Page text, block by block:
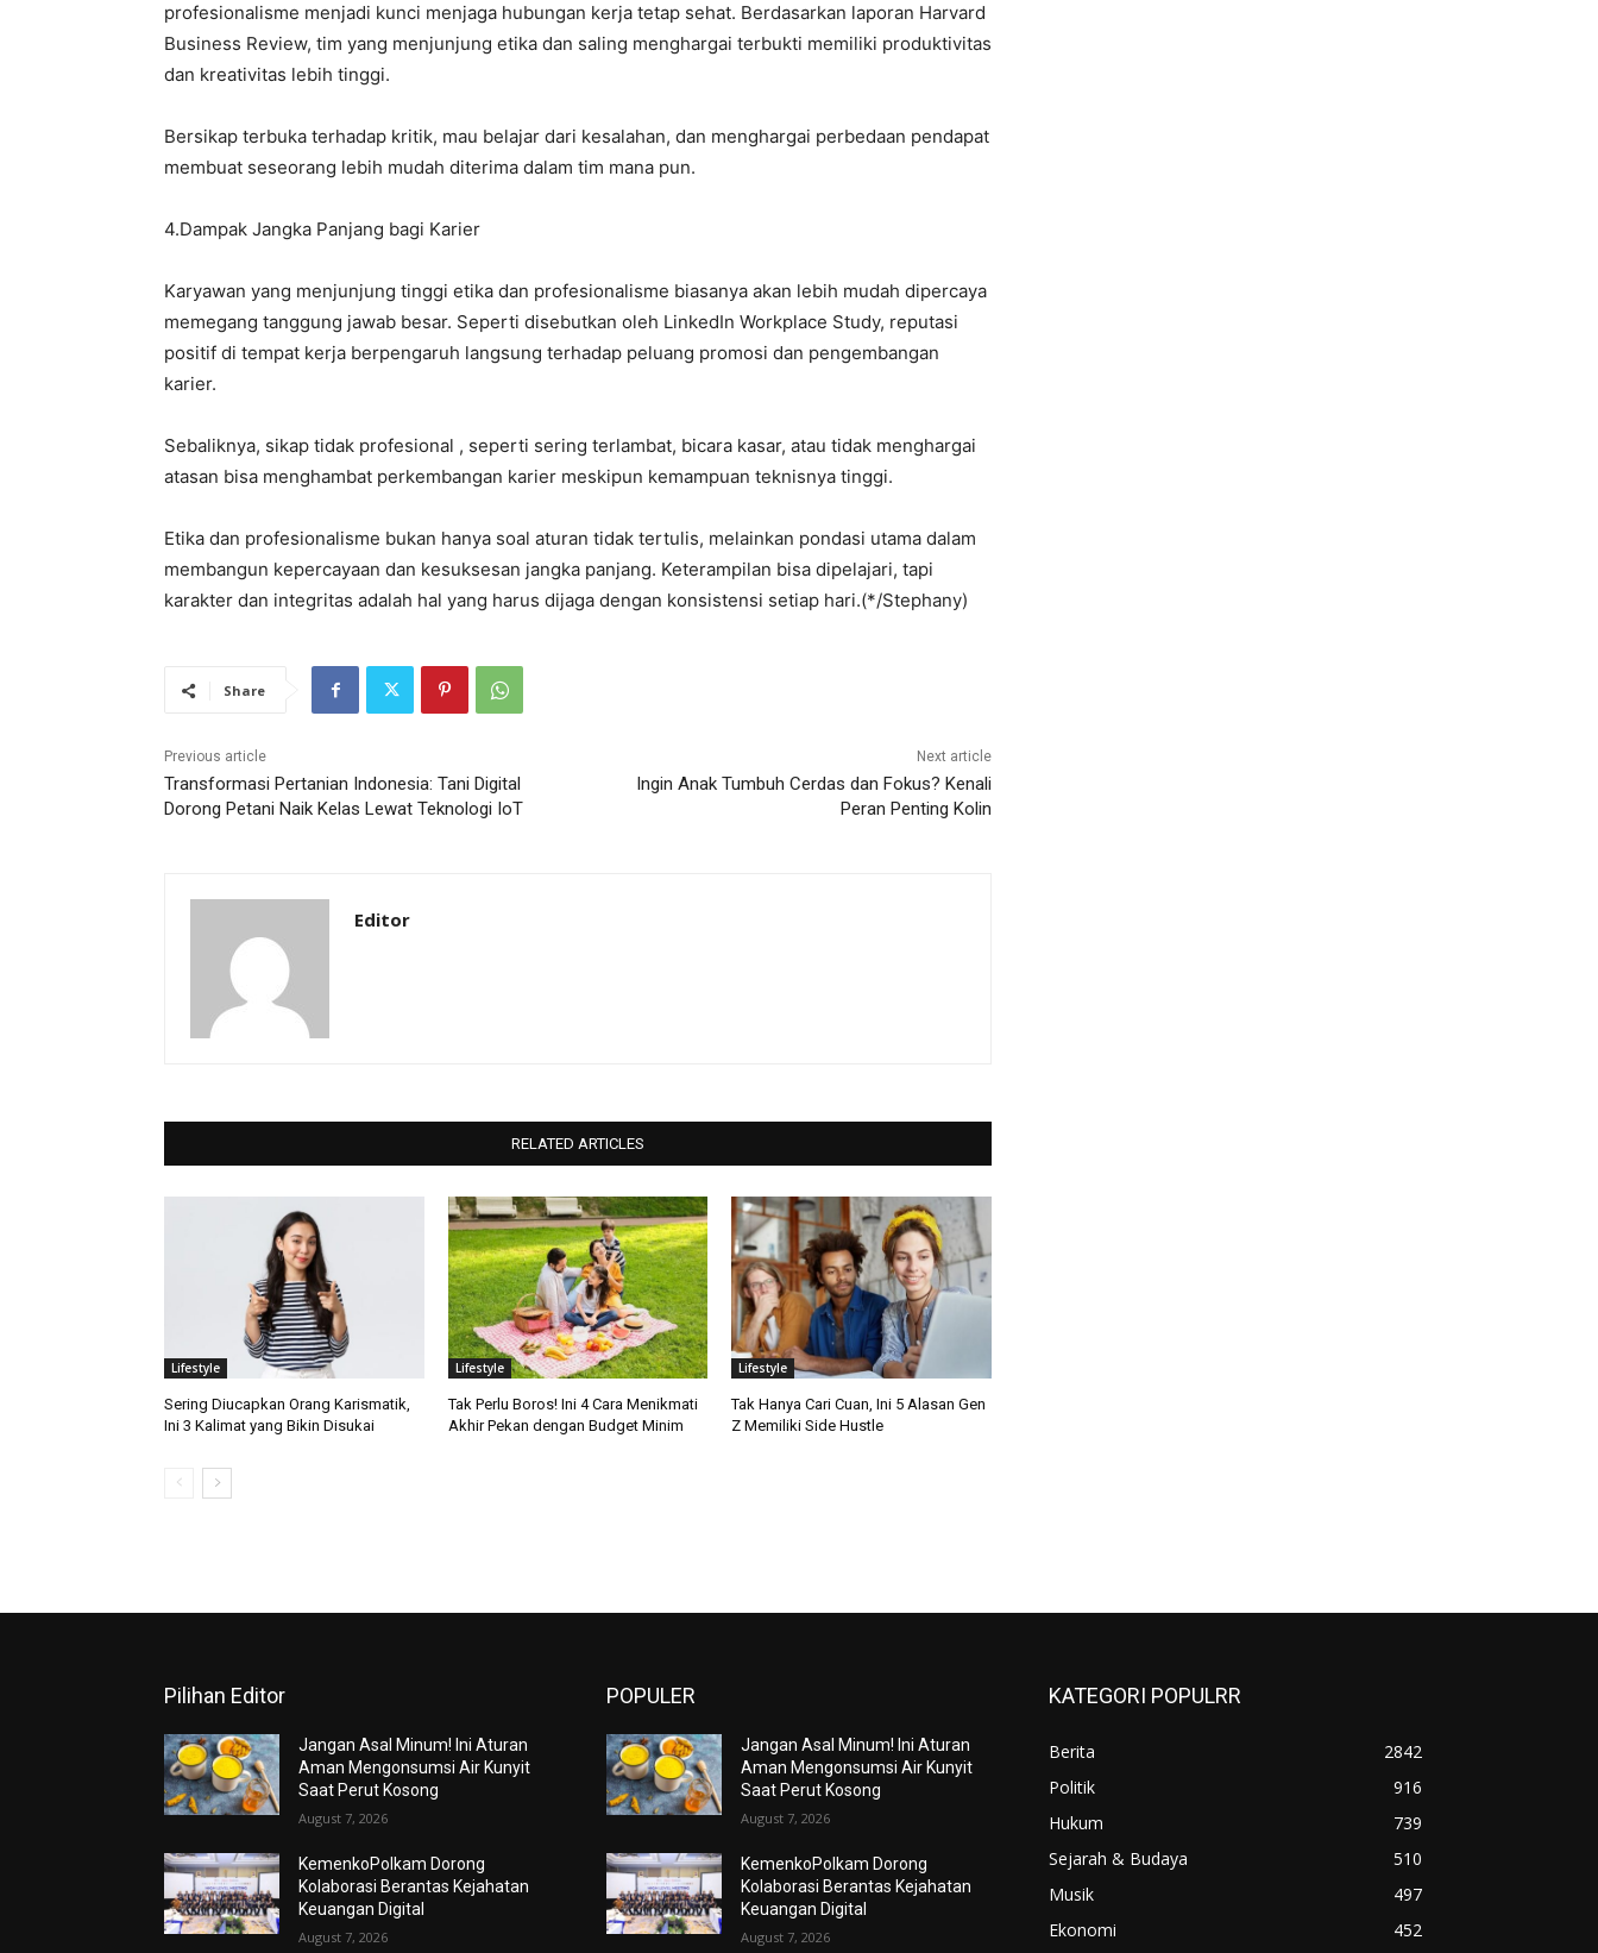
profesionalisme menjadi kunci menjaga hubungan kerja tetap sehat. Berdasarkan laporan Harvard
Business Review, tim yang menjunjung etika dan saling menghargai terbukti memiliki produktivitas
dan kreativitas lebih tinggi.
Bersikap terbuka terhadap kritik, mau belajar dari kesalahan, dan menghargai perbedaan pendapat
membuat seseorang lebih mudah diterima dalam tim mana pun.
4.Dampak Jangka Panjang bagi Karier
Karyawan yang menjunjung tinggi etika dan profesionalisme biasanya akan lebih mudah dipercaya
memegang tanggung jawab besar. Seperti disebutkan oleh LinkedIn Workplace Study, reputasi
positif di tempat kerja berpengaruh langsung terhadap peluang promosi dan pengembangan
karier.
Sebaliknya, sikap tidak profesional , seperti sering terlambat, bicara kasar, atau tidak menghargai
atasan bisa menghambat perkembangan karier meskipun kemampuan teknisnya tinggi.
Etika dan profesionalisme bukan hanya soal aturan tidak tertulis, melainkan pondasi utama dalam
membangun kepercayaan dan kesuksesan jangka panjang. Keterampilan bisa dipelajari, tapi
karakter dan integritas adalah hal yang harus dijaga dengan konsistensi setiap hari.(*/Stephany)
Share
Previous article
Transformasi Pertanian Indonesia: Tani Digital
Dorong Petani Naik Kelas Lewat Teknologi IoT
Next article
Ingin Anak Tumbuh Cerdas dan Fokus? Kenali
Peran Penting Kolin
Editor
RELATED ARTICLES
Lifestyle
Sering Diucapkan Orang Karismatik,
Ini 3 Kalimat yang Bikin Disukai
Lifestyle
Tak Perlu Boros! Ini 4 Cara Menikmati
Akhir Pekan dengan Budget Minim
Lifestyle
Tak Hanya Cari Cuan, Ini 5 Alasan Gen
Z Memiliki Side Hustle
Pilihan Editor
Jangan Asal Minum! Ini Aturan
Aman Mengonsumsi Air Kunyit
Saat Perut Kosong
August 7, 2026
KemenkoPolkam Dorong
Kolaborasi Berantas Kejahatan
Keuangan Digital
August 7, 2026
POPULER
Jangan Asal Minum! Ini Aturan
Aman Mengonsumsi Air Kunyit
Saat Perut Kosong
August 7, 2026
KemenkoPolkam Dorong
Kolaborasi Berantas Kejahatan
Keuangan Digital
August 7, 2026
KATEGORI POPULRR
Berita
2842
Politik
916
Hukum
739
Sejarah & Budaya
510
Musik
497
Ekonomi
452